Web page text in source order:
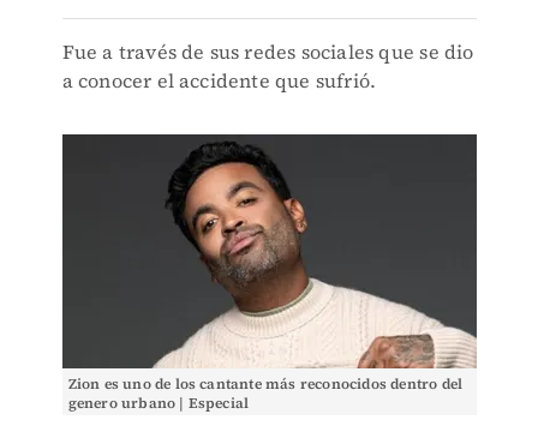
Fue a través de sus redes sociales que se dio
a conocer el accidente que sufrió.
Zion es uno de los cantante más reconocidos dentro del
genero urbano | Especial